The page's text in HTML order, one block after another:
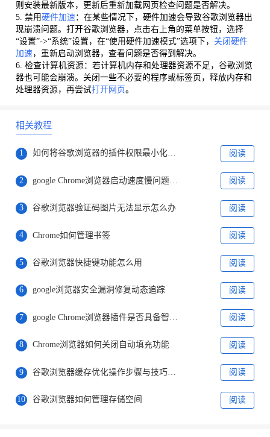
则安装最新版本，更新后重新加载网页检查问题是否解决。
5. 禁用硬件加速 ：在某些情况下，硬件加速会导致谷歌浏览器出
现崩溃问题。打开谷歌浏览器，点击右上角的菜单按钮，选择
“设置”->“系统”设置，在“使用硬件加速模式”选项下， 关闭硬件
加速 ，重新启动浏览器，查看问题是否得到解决。
6. 检查计算机资源：若计算机内存和处理器资源不足，谷歌浏览
器也可能会崩溃。关闭一些不必要的程序或标签页，释放内存和
处理器资源，再尝试打开网页。
相关教程
1 如何将谷歌浏览器的插件权限最小化配置 阅读
2 google Chrome浏览器启动速度慢问题如何解决最快 阅读
3 谷歌浏览器验证码图片无法显示怎么办 阅读
4 Chrome如何管理书签 阅读
5 谷歌浏览器快捷键功能怎么用 阅读
6 google浏览器安全漏洞修复动态追踪 阅读
7 阅读
8 Chrome浏览器如何关闭自动填充功能 阅读
9 阅读
10 谷歌浏览器如何管理存储空间 阅读